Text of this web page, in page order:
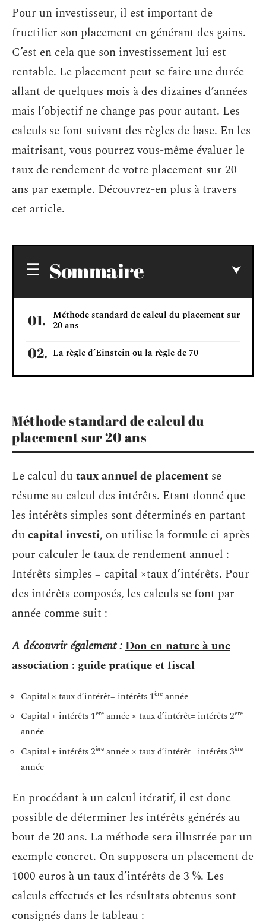
Pour un investisseur, il est important de
fructifier son placement en générant des gains.
C’est en cela que son investissement lui est
rentable. Le placement peut se faire une durée
allant de quelques mois à des dizaines d’années
mais l’objectif ne change pas pour autant. Les
calculs se font suivant des règles de base. En les
maitrisant, vous pourrez vous-même évaluer le
taux de rendement de votre placement sur 20
ans par exemple. Découvrez-en plus à travers
cet article.
Sommaire
Méthode standard de calcul du placement sur
20 ans
La règle d’Einstein ou la règle de 70
Méthode standard de calcul du
placement sur 20 ans
Le calcul du taux annuel de placement se
résume au calcul des intérêts. Etant donné que
les intérêts simples sont déterminés en partant
du capital investi, on utilise la formule ci-après
pour calculer le taux de rendement annuel :
Intérêts simples = capital ×taux d’intérêts. Pour
des intérêts composés, les calculs se font par
année comme suit :
A découvrir également :Don en nature à une
association : guide pratique et fiscal
Capital × taux d’intérêt= intérêts 1ère année
Capital + intérêts 1ère année × taux d’intérêt= intérêts 2ère
année
Capital + intérêts 2ère année × taux d’intérêt= intérêts 3ère
année
En procédant à un calcul itératif, il est donc
possible de déterminer les intérêts générés au
bout de 20 ans. La méthode sera illustrée par un
exemple concret. On supposera un placement de
1000 euros à un taux d’intérêts de 3 %. Les
calculs effectués et les résultats obtenus sont
consignés dans le tableau :